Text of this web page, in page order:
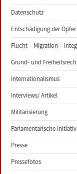
Datenschutz
Entschädigung der Opfer
Flucht – Migration –
Grund- und
Internationalismus
Interviews/ Artikel
Militarisierung
Parlamentarische
Presse
Pressefotos